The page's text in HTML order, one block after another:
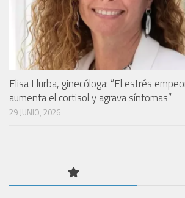
Elisa Llurba, ginecóloga: “El estrés
aumenta el cortisol y agrava síntomas”
29 JUNIO, 2026